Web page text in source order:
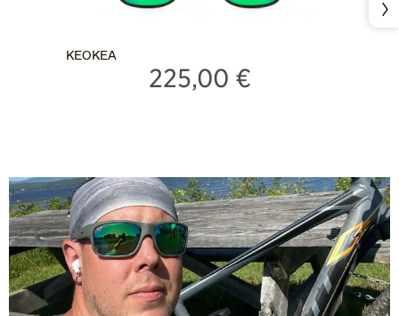
KEOKEA
225,00 €